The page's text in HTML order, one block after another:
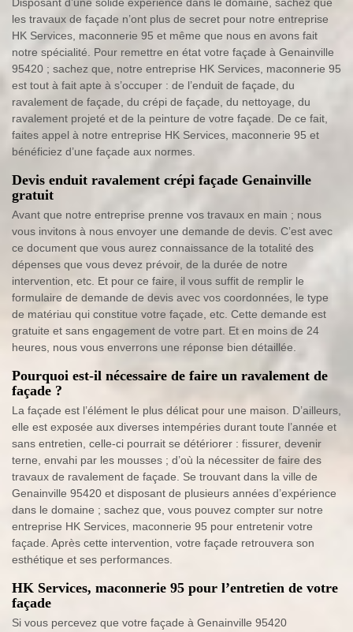
Disposant d’une solide expérience dans le domaine, sachez que
les travaux de façade n’ont plus de secret pour notre entreprise
HK Services, maconnerie 95 et même que nous en avons fait
notre spécialité. Pour remettre en état votre façade à Genainville
95420 ; sachez que, notre entreprise HK Services, maconnerie 95
est tout à fait apte à s’occuper : de l’enduit de façade, du
ravalement de façade, du crépi de façade, du nettoyage, du
ravalement projeté et de la peinture de votre façade. De ce fait,
faites appel à notre entreprise HK Services, maconnerie 95 et
bénéficiez d’une façade aux normes.
Devis enduit ravalement crépi façade Genainville
gratuit
Avant que notre entreprise prenne vos travaux en main ; nous
vous invitons à nous envoyer une demande de devis. C’est avec
ce document que vous aurez connaissance de la totalité des
dépenses que vous devez prévoir, de la durée de notre
intervention, etc. Et pour ce faire, il vous suffit de remplir le
formulaire de demande de devis avec vos coordonnées, le type
de matériau qui constitue votre façade, etc. Cette demande est
gratuite et sans engagement de votre part. Et en moins de 24
heures, nous vous enverrons une réponse bien détaillée.
Pourquoi est-il nécessaire de faire un ravalement de
façade ?
La façade est l’élément le plus délicat pour une maison. D’ailleurs,
elle est exposée aux diverses intempéries durant toute l’année et
sans entretien, celle-ci pourrait se détériorer : fissurer, devenir
terne, envahi par les mousses ; d’où la nécessiter de faire des
travaux de ravalement de façade. Se trouvant dans la ville de
Genainville 95420 et disposant de plusieurs années d’expérience
dans le domaine ; sachez que, vous pouvez compter sur notre
entreprise HK Services, maconnerie 95 pour entretenir votre
façade. Après cette intervention, votre façade retrouvera son
esthétique et ses performances.
HK Services, maconnerie 95 pour l’entretien de votre
façade
Si vous percevez que votre façade à Genainville 95420